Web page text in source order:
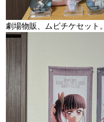
劇場物販、ムビチケセット。